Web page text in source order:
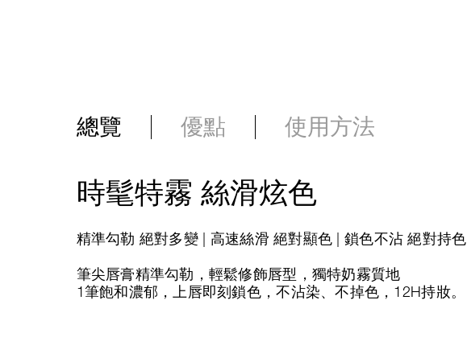
總覽 優點 使用方法
時髦特霧 絲滑炫色
精準勾勒 絕對多變 | 高速絲滑 絕對顯色 | 鎖色不沾 絕對持色
筆尖唇膏精準勾勒，輕鬆修飾唇型，獨特奶霧質地
1筆飽和濃郁，上唇即刻鎖色，不沾染、不掉色，12H持妝。